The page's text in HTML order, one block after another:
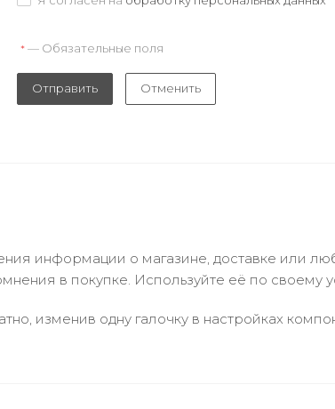
*— Обязательные поля
Отправить Отменить
информации о магазине, доставке или
в покупке. Используйте её по своему
изменив одну галочку в настройках